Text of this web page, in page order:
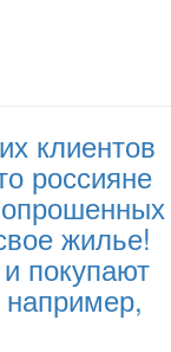
клиентов
россияне
жилье!
покупают